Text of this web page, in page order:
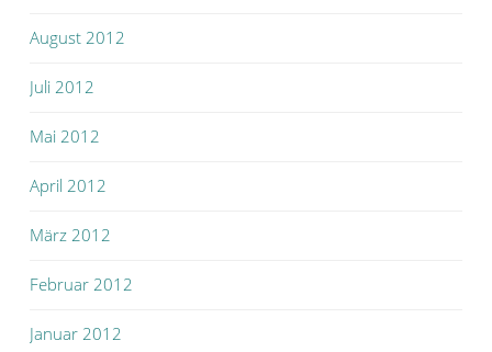
August 2012
Juli 2012
Mai 2012
April 2012
März 2012
Februar 2012
Januar 2012